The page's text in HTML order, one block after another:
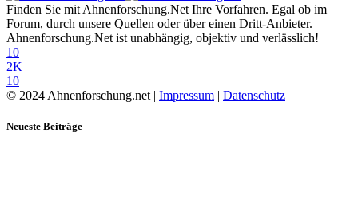
Finden Sie mit Ahnenforschung.Net Ihre Vorfahren. Egal ob im
Forum, durch unsere Quellen oder über einen Dritt-Anbieter.
Ahnenforschung.Net ist unabhängig, objektiv und verlässlich!
10
2K
10
© 2024 Ahnenforschung.net | Impressum | Datenschutz
Neueste Beiträge